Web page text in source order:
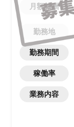
月額報酬
勤務地
勤務期間
稼働率
業務内容